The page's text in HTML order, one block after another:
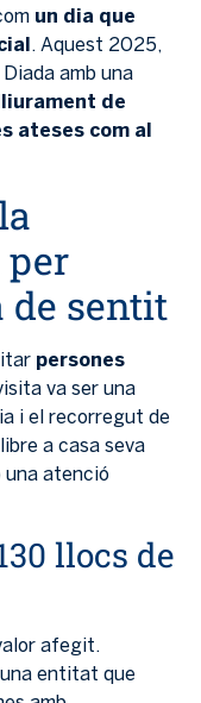
un dia que
. Aquest 2025,
amb una
lliurament de
ateses com al
de sentit
persones
va ser una
i el recorregut de
a casa seva
una atenció
llocs de
afegit.
una entitat que